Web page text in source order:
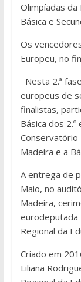
Olimpíadas
Básica e
Os
Europeu, no
Nesta 2.ª
europeus de
finalistas,
Básica dos 2.º
Conservatório
Madeira e a
A entrega de
Maio, no
Madeira,
eurodeputada
Regional da
Criado em
Liliana